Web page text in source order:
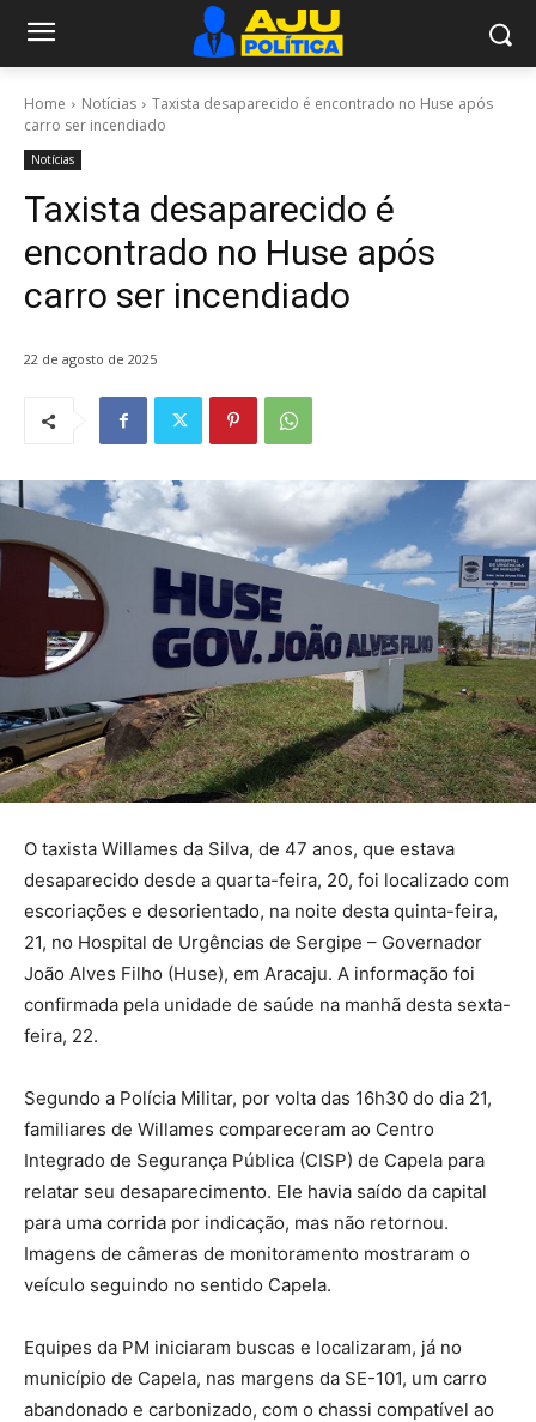
Home Notícias
Taxista desaparecido é encontrado no Huse após
carro ser incendiado
Notícias
Taxista desaparecido é
encontrado no Huse após
carro ser incendiado
22 de agosto de 2025
O taxista Willames da Silva, de 47 anos, que estava
desaparecido desde a quarta-feira, 20, foi localizado com
escoriações e desorientado, na noite desta quinta-feira,
21, no Hospital de Urgências de Sergipe – Governador
João Alves Filho (Huse), em Aracaju. A informação foi
confirmada pela unidade de saúde na manhã desta sexta-
feira, 22.
Segundo a Polícia Militar, por volta das 16h30 do dia 21,
familiares de Willames compareceram ao Centro
Integrado de Segurança Pública (CISP) de Capela para
relatar seu desaparecimento. Ele havia saído da capital
para uma corrida por indicação, mas não retornou.
Imagens de câmeras de monitoramento mostraram o
veículo seguindo no sentido Capela.
Equipes da PM iniciaram buscas e localizaram, já no
município de Capela, nas margens da SE-101, um carro
abandonado e carbonizado, com o chassi compatível ao